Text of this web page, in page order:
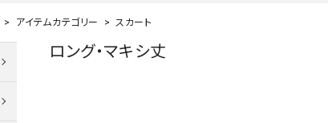
Tシャツ・カットソーTシャツ・カットソー
アイテムカテゴリー スカート
ロング・マキシ丈